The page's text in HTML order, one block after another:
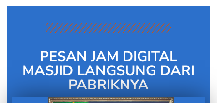
PESAN JAM DIGITAL
MASJID LANGSUNG DARI
PABRIKNYA